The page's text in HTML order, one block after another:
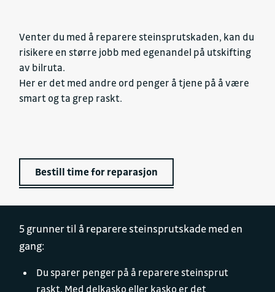
Venter du med å reparere steinsprutskaden, kan du
risikere en større jobb med egenandel på utskifting
av bilruta.
Her er det med andre ord penger å tjene på å være
smart og ta grep raskt.
Bestill time for reparasjon
5 grunner til å reparere steinsprutskade med en
gang:
Du sparer penger på å reparere steinsprut
raskt. Med delkasko eller kasko er det